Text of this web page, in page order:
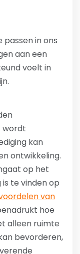
in ons
aan een
voelt in
wordt
kan
ontwikkeling.
op het
te vinden op
van
hoe
alleen ruimte
bevorderen,